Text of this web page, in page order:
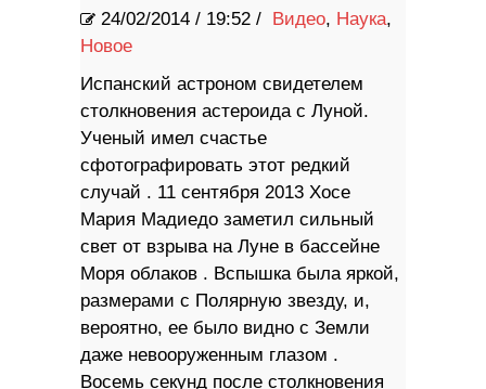
24/02/2014 / 19:52 / Видео, Наука,
Новое
Испанский астроном свидетелем
столкновения астероида с Луной.
Ученый имел счастье
сфотографировать этот редкий
случай . 11 сентября 2013 Хосе
Мария Мадиедо заметил сильный
свет от взрыва на Луне в бассейне
Моря облаков . Вспышка была яркой,
размерами с Полярную звезду, и,
вероятно, ее было видно с Земли
даже невооруженным глазом .
Восемь секунд после столкновения